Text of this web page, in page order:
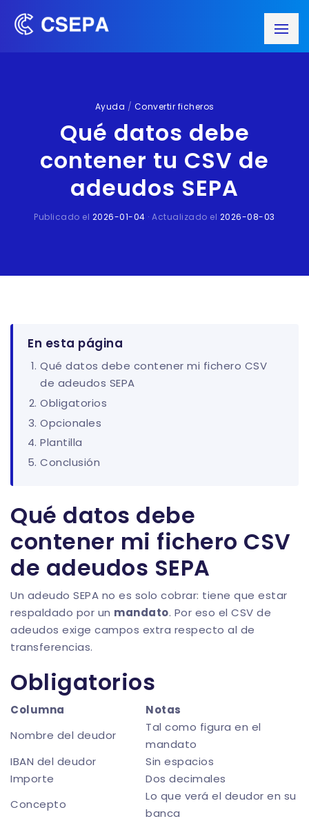
Ayuda / Convertir ficheros
Qué datos debe
contener tu CSV de
adeudos SEPA
Publicado el 2026-01-04 · Actualizado el 2026-08-03
En esta página
Qué datos debe contener mi fichero CSV
de adeudos SEPA
Obligatorios
Opcionales
Plantilla
Conclusión
Qué datos debe
contener mi fichero CSV
de adeudos SEPA
Un adeudo SEPA no es solo cobrar: tiene que estar
respaldado por un mandato. Por eso el CSV de
adeudos exige campos extra respecto al de
transferencias.
Obligatorios
Columna
Notas
Nombre del deudor
Tal como figura en el
mandato
IBAN del deudor
Sin espacios
Importe
Dos decimales
Concepto
Lo que verá el deudor en su
banca